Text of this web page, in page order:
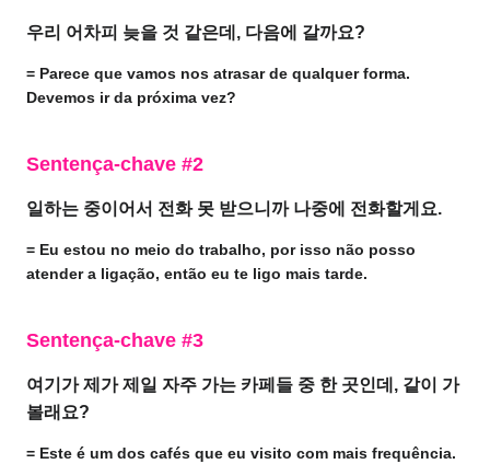
우리 어차피 늦을 것 같은데, 다음에 갈까요?
= Parece que vamos nos atrasar de qualquer forma.
Devemos ir da próxima vez?
Sentença-chave #2
일하는 중이어서 전화 못 받으니까 나중에 전화할게요.
= Eu estou no meio do trabalho, por isso não posso
atender a ligação, então eu te ligo mais tarde.
Sentença-chave #3
여기가 제가 제일 자주 가는 카페들 중 한 곳인데, 같이 가
볼래요?
= Este é um dos cafés que eu visito com mais frequência.